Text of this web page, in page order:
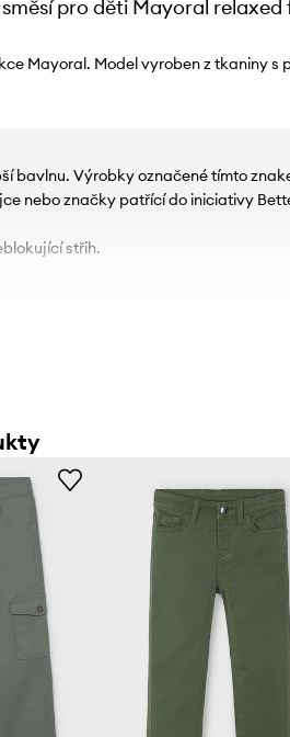
pro děti Mayoral relaxed
Mayoral. Model vyroben z tkaniny s
bavlnu. Výrobky označené tímto
nebo značky patřící do iniciativy
střih.